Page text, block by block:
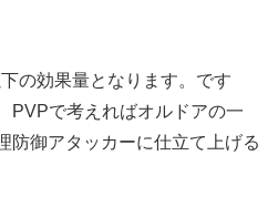
の効果量となります。です
PVPで考えればオルドアの一
防御アタッカーに仕立て上げる